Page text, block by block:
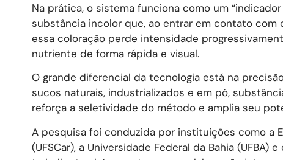
Na prática, o sistema funciona como um
substância incolor que, ao entrar em contato com
essa coloração perde intensidade
nutriente de forma rápida e visual.
O grande diferencial da tecnologia está na
sucos naturais, industrializados e em pó,
reforça a seletividade do método e amplia seu
A pesquisa foi conduzida por instituições como a
(UFSCar), a Universidade Federal da Bahia